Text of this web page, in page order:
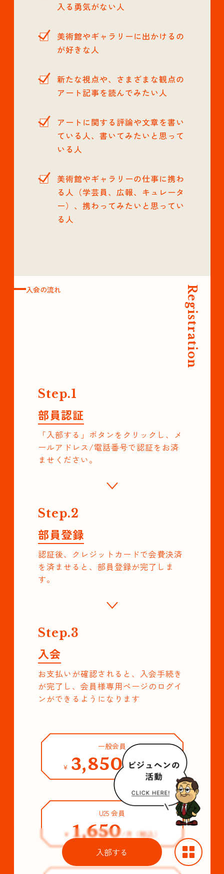
入部する
入る勇気がない人
美術館やギャラリーに出かけるの
が好きな人
新たな視点や、さまざまな観点の
アート記事を読んでみたい人
アートに関する評論や文章を書い
ている人、書いてみたいと思って
いる人
美術館やギャラリーの仕事に携わ
る人（学芸員、広報、キュレータ
ー）、携わってみたいと思ってい
る人
Registration
入会の流れ
Step.1
部員認証
「入部する」ボタンをクリックし、メ
ールアドレス/電話番号で認証をお済
ませください。
Step.2
部員登録
認証後、クレジットカードで会費決済
を済ませると、部員登録が完了しま
す。
Step.3
入会
お支払いが確認されると、入会手続き
が完了し、会員様専用ページのログイ
ンができるようになります
一般会員
￥ 3,850/月（税込）
U25 会員
￥ 1,650/月（税込）